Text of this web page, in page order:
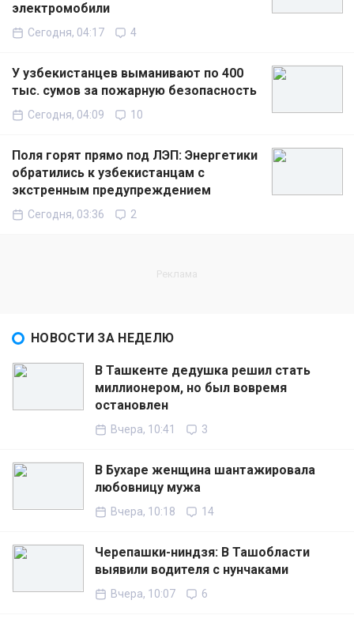
электромобили
Сегодня, 04:17 4
У узбекистанцев выманивают по 400
тыс. сумов за пожарную безопасность
Сегодня, 04:09 10
Поля горят прямо под ЛЭП: Энергетики
обратились к узбекистанцам с
экстренным предупреждением
Сегодня, 03:36 2
НОВОСТИ ЗА НЕДЕЛЮ
В Ташкенте дедушка решил стать
миллионером, но был вовремя
остановлен
Вчера, 10:41 3
В Бухаре женщина шантажировала
любовницу мужа
Вчера, 10:18 14
Черепашки-ниндзя: В Ташобласти
выявили водителя с нунчаками
Вчера, 10:07 6